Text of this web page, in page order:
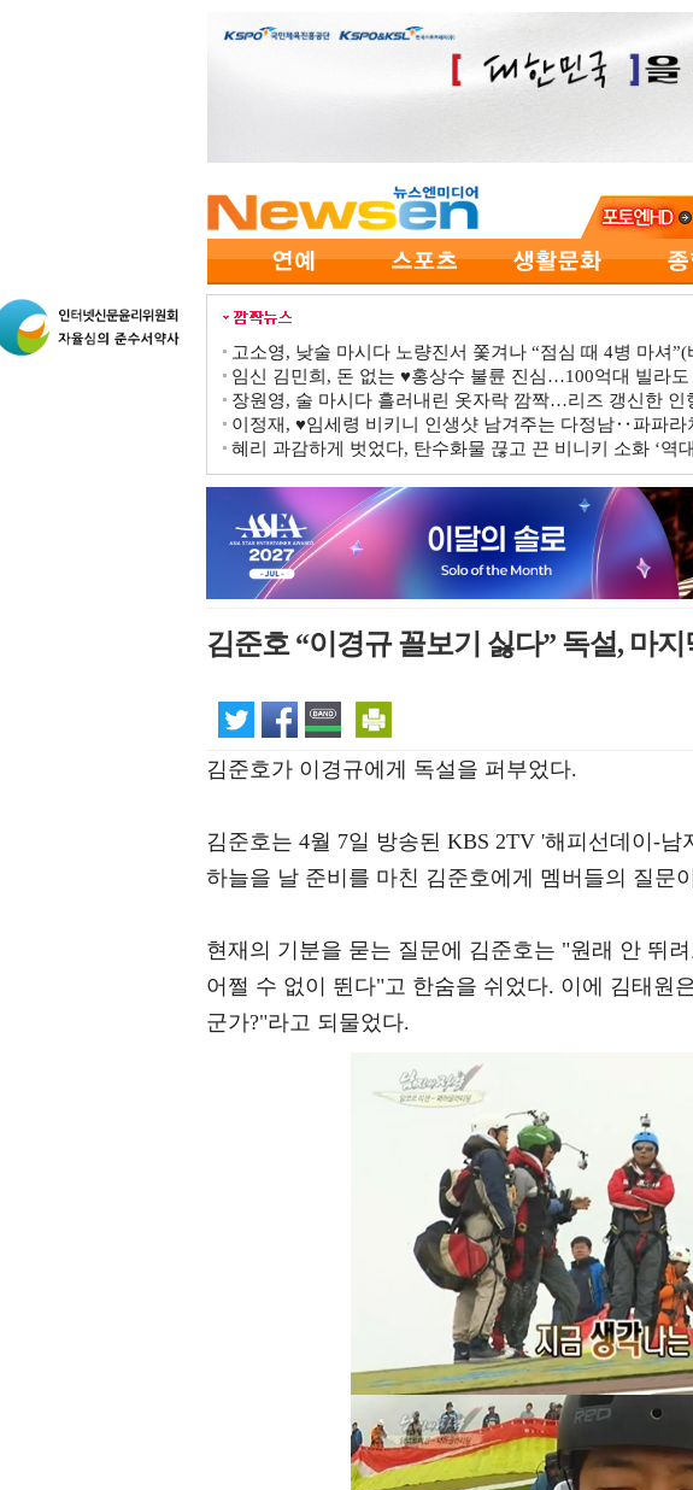
고소영, 낮술 마시다 노량진서 쫓겨나 “점심 때 4병 마셔”(
임신 김민희, 돈 없는 ♥홍상수 불륜 진심…100억대 빌라도
장원영, 술 마시다 흘러내린 옷자락 깜짝…리즈 갱신한 인
이정재, ♥임세령 비키니 인생샷 남겨주는 다정남‥파파라
혜리 과감하게 벗었다, 탄수화물 끊고 끈 비니키 소화 ‘역
김준호 “이경규 꼴보기 싫다” 독설, 마
김준호가 이경규에게 독설을 퍼부었다.
김준호는 4월 7일 방송된 KBS 2TV '해피선데이-
하늘을 날 준비를 마친 김준호에게 멤버들의 질문
현재의 기분을 묻는 질문에 김준호는 "원래 안 뛰
어쩔 수 없이 뛴다"고 한숨을 쉬었다. 이에 김태원
군가?"라고 되물었다.